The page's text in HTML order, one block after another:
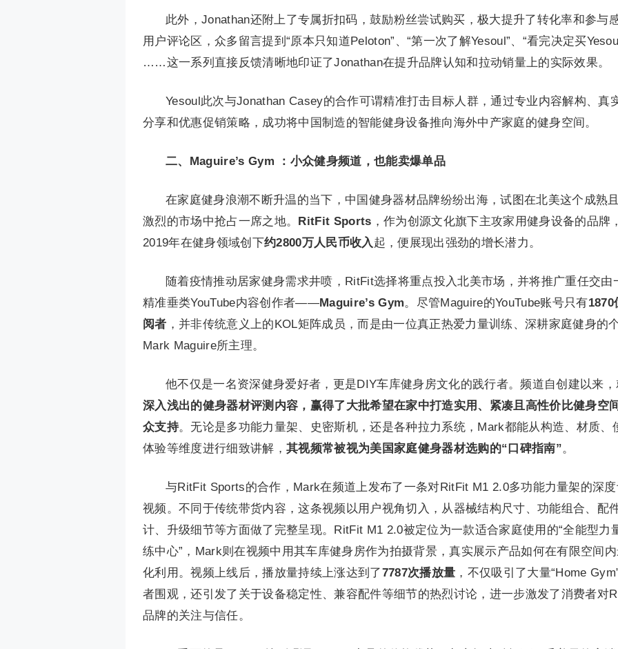
此外，Jonathan还附上了专属折扣码，鼓励粉丝尝试购买，极大提升了转化率和参与
用户评论区，众多留言提到“原本只知道Peloton”、“第一次了解Yesoul”、“看完决定买
……这一系列直接反馈清晰地印证了Jonathan在提升品牌认知和拉动销量上的实际效果。
Yesoul此次与Jonathan Casey的合作可谓精准打击目标人群，通过专业内容解构、真
分享和优惠促销策略，成功将中国制造的智能健身设备推向海外中产家庭的健身空间。
二、Maguire’s Gym ：小众健身频道，也能卖爆单品
在家庭健身浪潮不断升温的当下，中国健身器材品牌纷纷出海，试图在北美这个成熟
激烈的市场中抢占一席之地。 RitFit Sports ，作为创源文化旗下主攻家用健身设备的品牌
2019年在健身领域创下约2800万人民币收入 起，便展现出强劲的增长潜力。
随着疫情推动居家健身需求井喷，RitFit选择将重点投入北美市场，并将推广重任交由
精准垂类YouTube内容创作者——Maguire’s Gym。尽管Maguire的YouTube账号只有1870
阅者 ，并非传统意义上的KOL矩阵成员，而是由一位真正热爱力量训练、深耕家庭健身的
Mark Maguire所主理。
他不仅是一名资深健身爱好者，更是DIY车库健身房文化的践行者。频道自创建以来
深入浅出的健身器材评测内容，赢得了大批希望在家中打造实用、紧凑且高性价比健身空
众支持。无论是多功能力量架、史密斯机，还是各种拉力系统，Mark都能从构造、材质、
体验等维度进行细致讲解， 其视频常被视为美国家庭健身器材选购的“口碑指南”。
与RitFit Sports的合作，Mark在频道上发布了一条对RitFit M1 2.0多功能力量架的深
视频。不同于传统带货内容，这条视频以用户视角切入，从器械结构尺寸、功能组合、配
计、升级细节等方面做了完整呈现。RitFit M1 2.0被定位为一款适合家庭使用的“全能型力
练中心”，Mark则在视频中用其车库健身房作为拍摄背景，真实展示产品如何在有限空间
化利用。视频上线后，播放量持续上涨达到了7787次播放量 ，不仅吸引了大量“Home
者围观，还引发了关于设备稳定性、兼容配件等细节的热烈讨论，进一步激发了消费者对
品牌的关注与信任。